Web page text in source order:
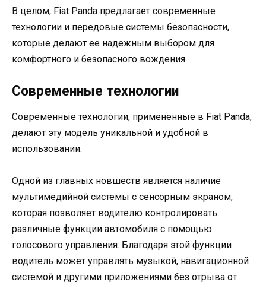
В целом, Fiat Panda предлагает современные
технологии и передовые системы безопасности,
которые делают ее надежным выбором для
комфортного и безопасного вождения.
Современные технологии
Современные технологии, примененные в Fiat Panda,
делают эту модель уникальной и удобной в
использовании.
Одной из главных новшеств является наличие
мультимедийной системы с сенсорным экраном,
которая позволяет водителю контролировать
различные функции автомобиля с помощью
голосового управления. Благодаря этой функции
водитель может управлять музыкой, навигационной
системой и другими приложениями без отрыва от